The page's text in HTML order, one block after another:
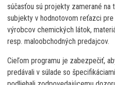
súčasťou sú projekty zamerané na
subjekty v hodnotovom reťazci
výrobcov chemických látok,
resp. maloobchodných predajcov.
Cieľom programu je zabezpečiť,
predávali v súlade so